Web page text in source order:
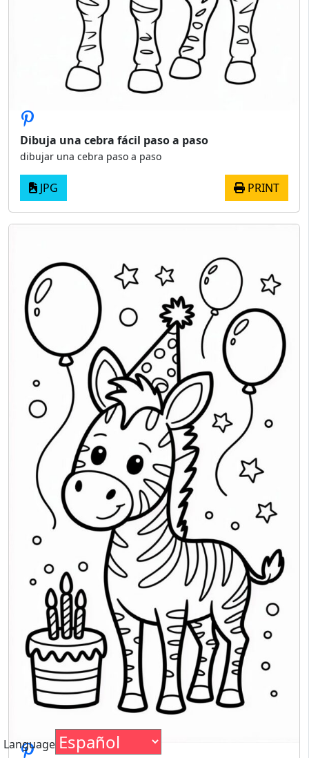
Dibuja una cebra fácil paso a paso
dibujar una cebra paso a paso
JPG PRINT
Language